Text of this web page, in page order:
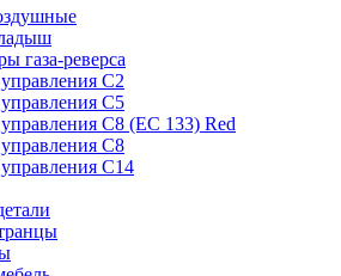
газа-реверса
C2
C5
C8 (ЕС 133) Red
C8
C14